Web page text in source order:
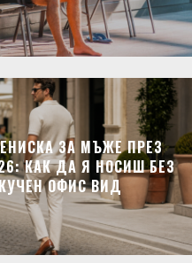
ЗА МЪЖЕ ПРЕЗ
КАК ДА Я НОСИШ БЕЗ
ОФИС ВИД